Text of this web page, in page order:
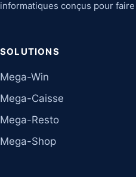
informatiques conçus pour
SOLUTIONS
Mega-Win
Mega-Caisse
Mega-Resto
Mega-Shop